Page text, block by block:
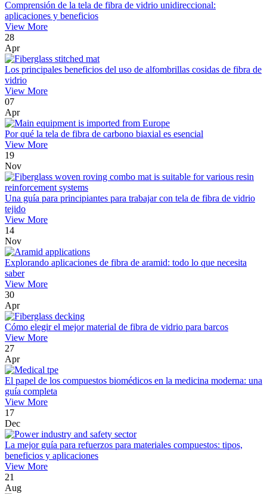
Comprensión de la tela de fibra de vidrio unidireccional:
aplicaciones y beneficios
View More
28
Apr
Los principales beneficios del uso de alfombrillas cosidas de fibra de
vidrio
View More
07
Apr
Por qué la tela de fibra de carbono biaxial es esencial
View More
19
Nov
Una guía para principiantes para trabajar con tela de fibra de vidrio
tejido
View More
14
Nov
Explorando aplicaciones de fibra de aramid: todo lo que necesita
saber
View More
30
Apr
Cómo elegir el mejor material de fibra de vidrio para barcos
View More
27
Apr
El papel de los compuestos biomédicos en la medicina moderna: una
guía completa
View More
17
Dec
La mejor guía para refuerzos para materiales compuestos: tipos,
beneficios y aplicaciones
View More
21
Aug